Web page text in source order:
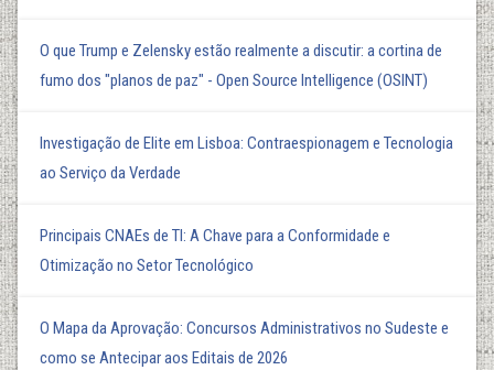
O que Trump e Zelensky estão realmente a discutir: a cortina de
fumo dos "planos de paz" - Open Source Intelligence (OSINT)
Investigação de Elite em Lisboa: Contraespionagem e Tecnologia
ao Serviço da Verdade
Principais CNAEs de TI: A Chave para a Conformidade e
Otimização no Setor Tecnológico
O Mapa da Aprovação: Concursos Administrativos no Sudeste e
como se Antecipar aos Editais de 2026